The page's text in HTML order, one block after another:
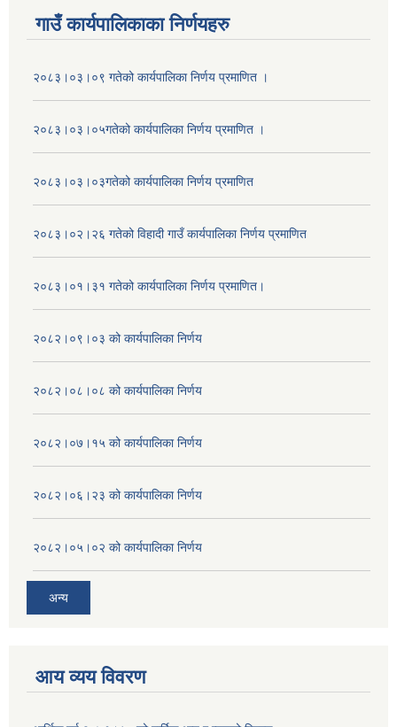
गाउँ कार्यपालिकाका निर्णयहरु
२०८३।०३।०९ गतेको कार्यपालिका निर्णय प्रमाणित ।
२०८३।०३।०५गतेको कार्यपालिका निर्णय प्रमाणित ।
२०८३।०३।०३गतेको कार्यपालिका निर्णय प्रमाणित
२०८३।०२।२६ गतेको विहादी गाउँ कार्यपालिका निर्णय प्रमाणित
२०८३।०१।३१ गतेको कार्यपालिका निर्णय प्रमाणित।
२०८२।०९।०३ को कार्यपालिका निर्णय
२०८२।०८।०८ को कार्यपालिका निर्णय
२०८२।०७।१५ को कार्यपालिका निर्णय
२०८२।०६।२३ को कार्यपालिका निर्णय
२०८२।०५।०२ को कार्यपालिका निर्णय
अन्य
आय व्यय विवरण